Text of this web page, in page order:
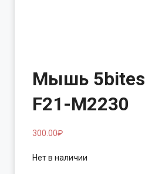
Мышь 5bites
F21-M2230
300.00₽
Нет в наличии